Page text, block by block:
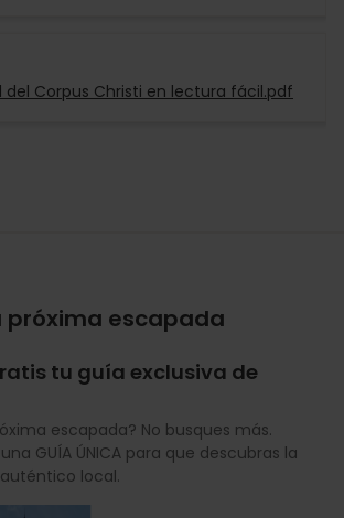
del Corpus Christi en lectura fácil.pdf
próxima escapada
tu guía exclusiva de
escapada? No busques más.
GUÍA ÚNICA para que descubras la
local.